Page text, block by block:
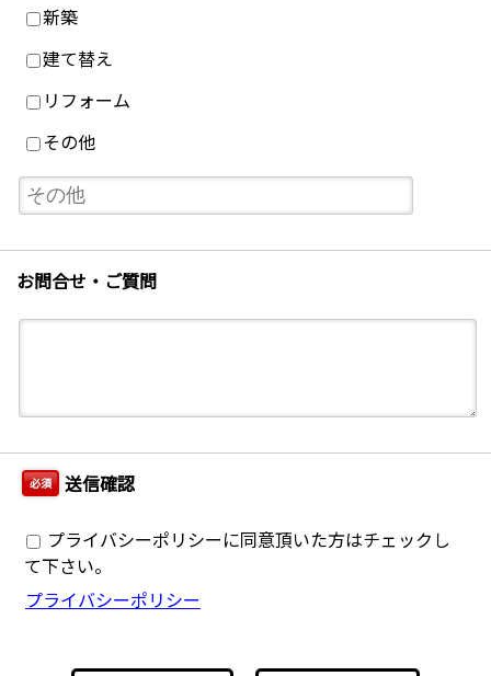
新築
建て替え
リフォーム
その他
お問合せ・ご質問
必須 送信確認
プライバシーポリシーに同意頂いた方はチェックし
て下さい。
プライバシーポリシー